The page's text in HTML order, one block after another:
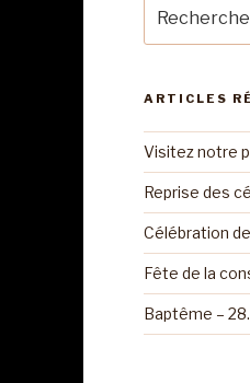
pour
:
ARTICLES
Visitez notre
Reprise des
Célébration
Fête de la
Baptême –